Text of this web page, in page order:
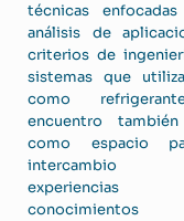
técnicas
análisis de
criterios de
sistemas que
como
encuentro
como espacio
conocimientos